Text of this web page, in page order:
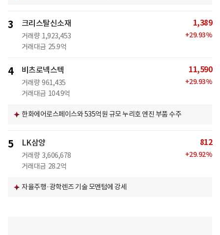
3 크리스탈신소재
거래량 1,923,453
거래대금 25.9억
1,389
+29.93%
4 비츠로넥스텍
거래량 961,435
거래대금 104.9억
11,590
+29.93%
한화에어로스페이스와 535억원 규모 누리호 엔진 부품 수주
5 LK삼양
거래량 3,606,678
거래대금 28.2억
812
+29.92%
자율주행·광학렌즈 기술 모멘텀에 강세